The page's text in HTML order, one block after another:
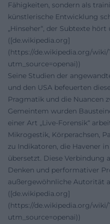
Fähigkeiten, sondern als
künstlerische Entwicklung
„Hinseher“, der Subtexte
([de.wikipedia.org]
(https://de.wikipedia.org/wiki/
utm_source=openai))
Seine Studien der
und den USA befeuerten
Pragmatik und die Nuancen
Gemeintem wurden
einer Art „Live-Forensik“
Mikrogestik, Körperachsen,
zu Indikatoren, die Havener
übersetzt. Diese Verbindung
Denken und performativer
außergewöhnliche Autorität
([de.wikipedia.org]
(https://de.wikipedia.org/wiki/
utm_source=openai))